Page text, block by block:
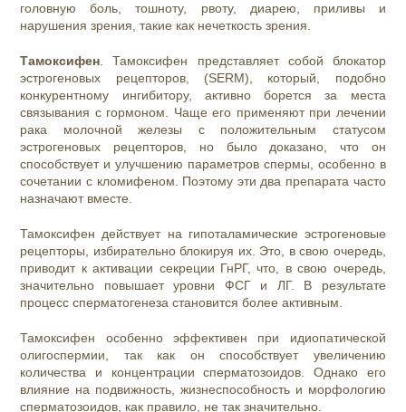
головную боль, тошноту, рвоту, диарею, приливы и
нарушения зрения, такие как нечеткость зрения.
Тамоксифен. Тамоксифен представляет собой блокатор
эстрогеновых рецепторов, (SERM), который, подобно
конкурентному ингибитору, активно борется за места
связывания с гормоном. Чаще его применяют при лечении
рака молочной железы с положительным статусом
эстрогеновых рецепторов, но было доказано, что он
способствует и улучшению параметров спермы, особенно в
сочетании с кломифеном. Поэтому эти два препарата часто
назначают вместе.
Тамоксифен действует на гипоталамические эстрогеновые
рецепторы, избирательно блокируя их. Это, в свою очередь,
приводит к активации секреции ГнРГ, что, в свою очередь,
значительно повышает уровни ФСГ и ЛГ. В результате
процесс сперматогенеза становится более активным.
Тамоксифен особенно эффективен при идиопатической
олигоспермии, так как он способствует увеличению
количества и концентрации сперматозоидов. Однако его
влияние на подвижность, жизнеспособность и морфологию
сперматозоидов, как правило, не так значительно.